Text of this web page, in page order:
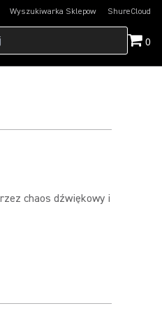
Wyszukiwarka Sklepow ShureCloud
(Opens in a new
0
chaos dźwiękowy i